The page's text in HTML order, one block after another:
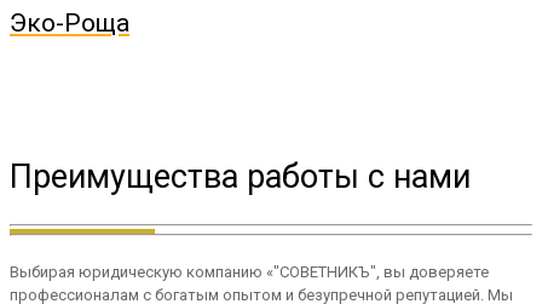
Эко-Роща
Преимущества работы с нами
Выбирая юридическую компанию «"СОВЕТНИКЪ", вы доверяете
профессионалам с богатым опытом и безупречной репутацией. Мы